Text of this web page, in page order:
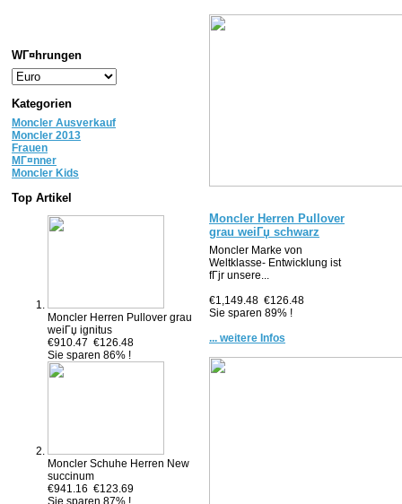
WГ¤hrungen
Kategorien
Moncler Ausverkauf
Moncler 2013
Frauen
MГ¤nner
Moncler Kids
Top Artikel
Moncler Herren Pullover grau
weiГџ ignitus
€910.47 €126.48
Sie sparen 86% !
Moncler Schuhe Herren New
succinum
€941.16 €123.69
Sie sparen 87% !
Moncler Herren Pullover
grau weiГџ schwarz
Moncler Marke von
Weltklasse- Entwicklung ist
fГјr unsere...
€1,149.48 €126.48
Sie sparen 89% !
... weitere Infos